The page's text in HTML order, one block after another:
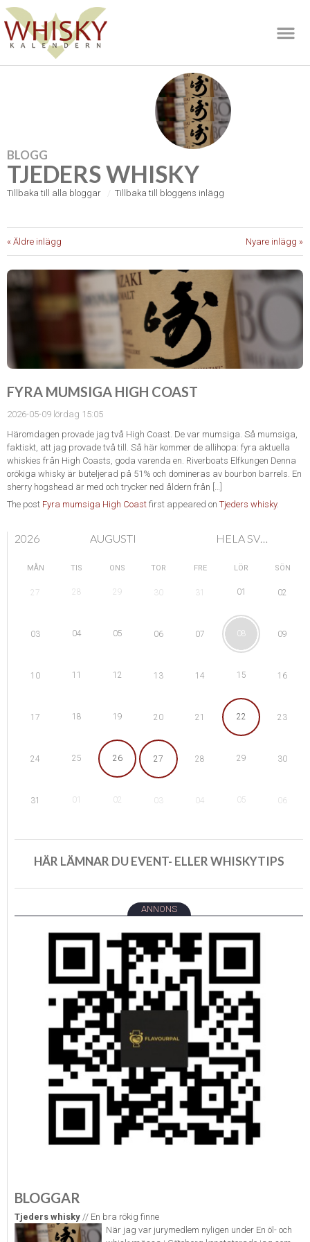
BLOGG
TJEDERS WHISKY
Tillbaka till alla bloggar Tillbaka till bloggens inlägg
« Äldre inlägg Nyare inlägg »
FYRA MUMSIGA HIGH COAST
2026-05-09 lördag 15:05
Häromdagen provade jag två High Coast. De var mumsiga. Så mumsiga,
faktiskt, att jag provade två till. Så här kommer de allihopa: fyra aktuella
whiskies från High Coasts, goda varenda en. Riverboats Elfkungen Denna
orökiga whisky är buteljerad på 51% och domineras av bourbon barrels. En
sherry hogshead är med och trycker ned åldern från […]
The post Fyra mumsiga High Coast first appeared on Tjeders whisky.
2026 AUGUSTI HELA SVERIGE
MÅN TIS ONS TOR FRE LÖR SÖN
27 28 29 30 31 01 02
03 04 05 06 07 08 09
10 11 12 13 14 15 16
17 18 19 20 21 22 23
24 25 26 27 28 29 30
31 01 02 03 04 05 06
HÄR LÄMNAR DU EVENT- ELLER WHISKYTIPS
ANNONS
BLOGGAR
Tjeders whisky // En bra rökig finne
När jag var jurymedlem nyligen under En öl- och